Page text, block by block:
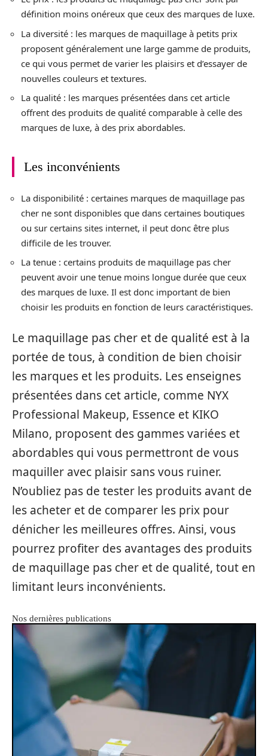
définition moins onéreux que ceux des marques de luxe.
La diversité : les marques de maquillage à petits prix
proposent généralement une large gamme de produits,
ce qui vous permet de varier les plaisirs et d’essayer de
nouvelles couleurs et textures.
La qualité : les marques présentées dans cet article
offrent des produits de qualité comparable à celle des
marques de luxe, à des prix abordables.
Les inconvénients
La disponibilité : certaines marques de maquillage pas
cher ne sont disponibles que dans certaines boutiques
ou sur certains sites internet, il peut donc être plus
difficile de les trouver.
La tenue : certains produits de maquillage pas cher
peuvent avoir une tenue moins longue durée que ceux
des marques de luxe. Il est donc important de bien
choisir les produits en fonction de leurs caractéristiques.
Le maquillage pas cher et de qualité est à la
portée de tous, à condition de bien choisir
les marques et les produits. Les enseignes
présentées dans cet article, comme NYX
Professional Makeup, Essence et KIKO
Milano, proposent des gammes variées et
abordables qui vous permettront de vous
maquiller avec plaisir sans vous ruiner.
N’oubliez pas de tester les produits avant de
les acheter et de comparer les prix pour
dénicher les meilleures offres. Ainsi, vous
pourrez profiter des avantages des produits
de maquillage pas cher et de qualité, tout en
limitant leurs inconvénients.
Nos dernières publications